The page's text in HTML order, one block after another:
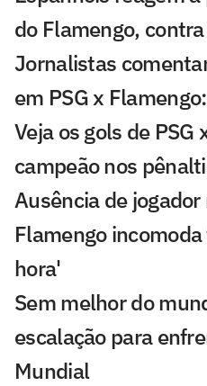
do Flamengo,
Jornalistas
em PSG x
Veja os gols de PSG
campeão nos
Ausência de
Flamengo
hora'
Sem melhor do
escalação para
Mundial